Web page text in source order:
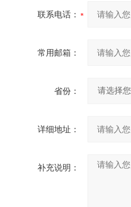
联系电话：
常用邮箱：
省份：
详细地址：
补充说明：